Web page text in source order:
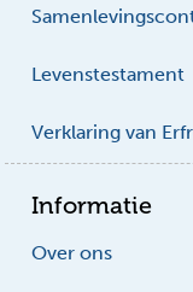
Levenstestament
Verklaring van
Informatie
Over ons